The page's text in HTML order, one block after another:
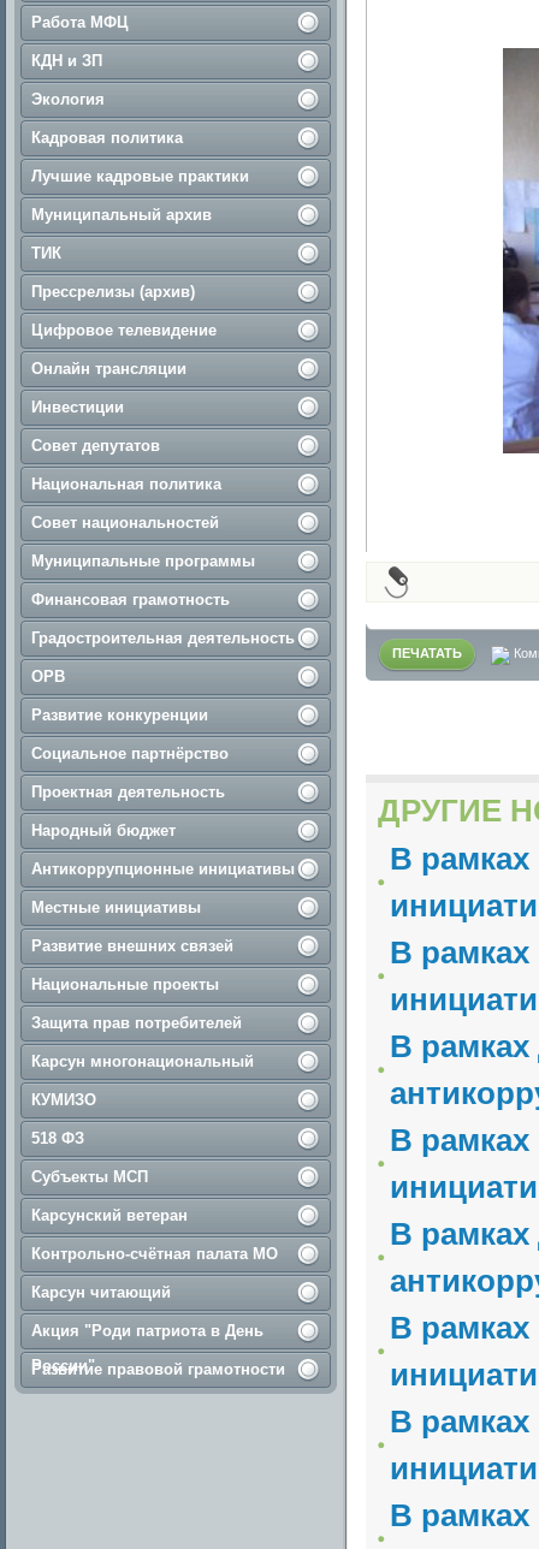
Работа МФЦ
КДН и ЗП
Экология
Кадровая политика
Лучшие кадровые практики
Муниципальный архив
ТИК
Прессрелизы (архив)
Цифровое телевидение
Онлайн трансляции
Инвестиции
Совет депутатов
Национальная политика
Совет национальностей
Муниципальные программы
Финансовая грамотность
Градостроительная деятельность
ОРВ
Развитие конкуренции
Социальное партнёрство
Проектная деятельность
Народный бюджет
Антикоррупционные инициативы
Местные инициативы
Развитие внешних связей
Национальные проекты
Защита прав потребителей
Карсун многонациональный
КУМИЗО
518 ФЗ
Субъекты МСП
Карсунский ветеран
Контрольно-счётная палата МО
Карсун читающий
Акция "Роди патриота в День
России"
Развитие правовой грамотности
ПЕЧАТАТЬ
ДРУГИЕ
В
В
В
В
В
В
В
В